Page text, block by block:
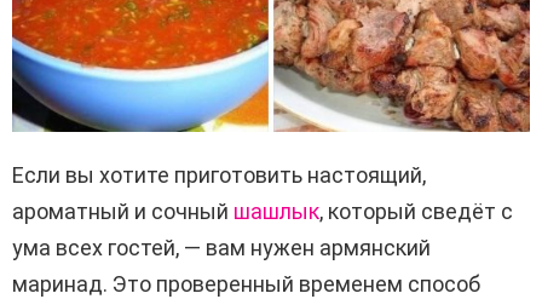
Если вы хотите приготовить настоящий,
ароматный и сочный шашлык, который сведёт с
ума всех гостей, — вам нужен армянский
маринад. Это проверенный временем способ